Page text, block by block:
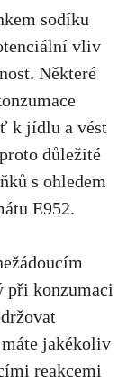
sodíku
vliv
Některé
k jídlu a vést
důležité
s ohledem
E952.
při konzumaci
máte jakékoliv
reakcemi